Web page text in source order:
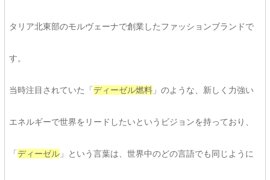
タリア北東部のモルヴェーナで創業したファッションブランドで
す。
当時注目されていた「 ディーゼル燃料」のような、新しく力強い
エネルギーで世界をリードしたいというビジョンを持っており、
「 ディーゼル」という言葉は、世界中のどの言語でも同じように